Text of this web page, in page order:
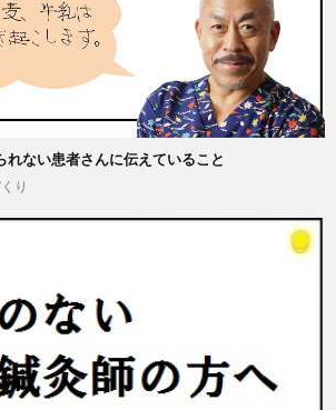
れない患者さんに伝えていること
り